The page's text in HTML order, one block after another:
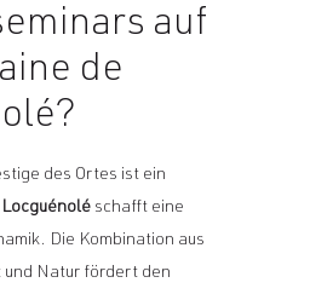
auf
de
des Ortes ist ein
schafft eine
Die Kombination aus
und Natur fördert den